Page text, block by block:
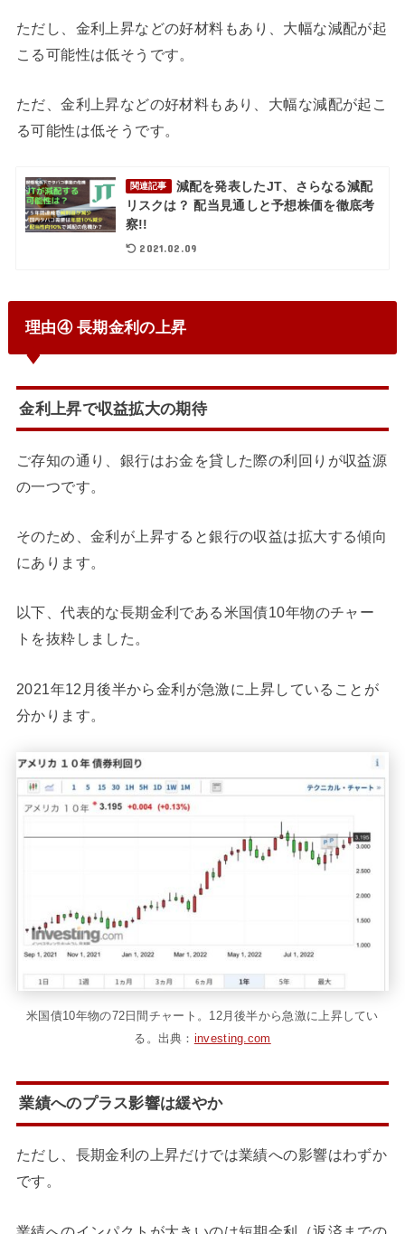
ただ し
、金利上昇などの好材料もあり、大幅な減配が起
こる可能性は低そうです。
ただ、金利上昇などの好材料もあり、大幅な減配が起こ
る可能性は低そうです。
関連記事
減配を発表したJT、さらなる減配
リスクは？ 配当見通しと予想株価を徹底考
察!!
2021.02.09
理由④ 長期金利の上昇
金利上昇で収益拡大の期待
ご存知の通り、銀行はお金を貸した際の利回りが収益源
の一つです。
そのため、金利が上昇すると銀行の収益は拡大する傾向
にあります。
以下、代表的な長期金利である米国債10年物のチャー
トを抜粋しました。
2021年12月後半から金利が急激に上昇していることが
分かります。
米国債10年物の72日間チャート。12月後半から急激に上昇してい
る。出典： investing.com
業績へのプラス影響は緩やか
ただし、長期金利の上昇だけでは業績への影響はわずか
です。